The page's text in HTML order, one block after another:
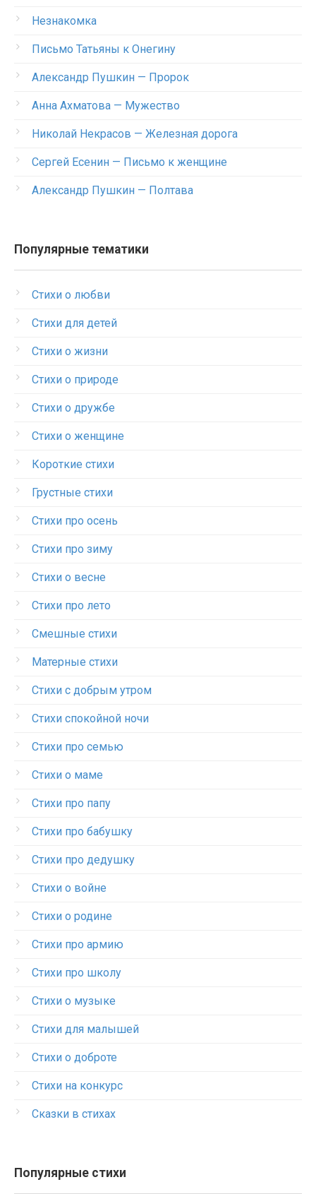
Незнакомка
Письмо Татьяны к Онегину
Александр Пушкин — Пророк
Анна Ахматова — Мужество
Николай Некрасов — Железная дорога
Сергей Есенин — Письмо к женщине
Александр Пушкин — Полтава
Популярные тематики
Стихи о любви
Стихи для детей
Стихи о жизни
Стихи о природе
Стихи о дружбе
Стихи о женщине
Короткие стихи
Грустные стихи
Стихи про осень
Стихи про зиму
Стихи о весне
Стихи про лето
Смешные стихи
Матерные стихи
Стихи с добрым утром
Стихи спокойной ночи
Стихи про семью
Стихи о маме
Стихи про папу
Стихи про бабушку
Стихи про дедушку
Стихи о войне
Стихи о родине
Стихи про армию
Стихи про школу
Стихи о музыке
Стихи для малышей
Стихи о доброте
Стихи на конкурс
Сказки в стихах
Популярные стихи